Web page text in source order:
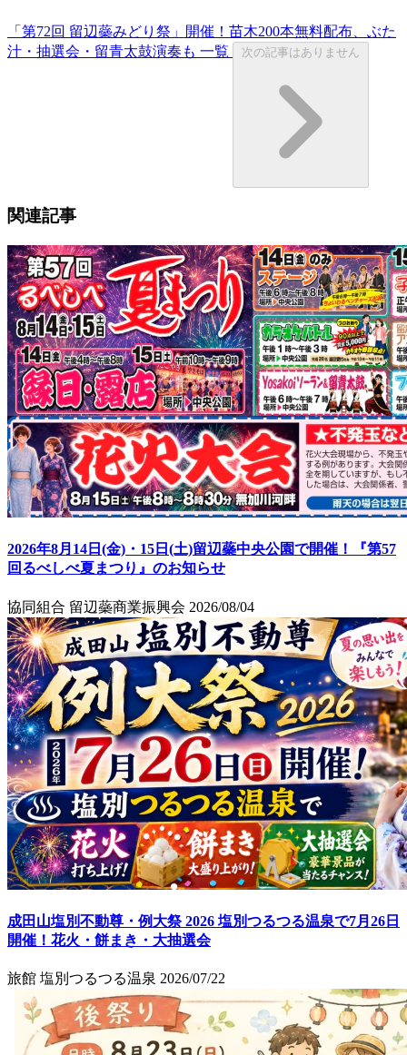
「第72回 留辺蘂みどり祭」開催！苗木200本無料配布、ぶた
汁・抽選会・留青太鼓演奏も 一覧 次の記事はありません
関連記事
2026年8月14日(金)・15日(土)留辺蘂中央公園で開催！『第57
回るべしべ夏まつり』のお知らせ
協同組合 留辺蘂商業振興会 2026/08/04
成田山塩別不動尊・例大祭 2026 塩別つるつる温泉で7月26日
開催！花火・餅まき・大抽選会
旅館 塩別つるつる温泉 2026/07/22